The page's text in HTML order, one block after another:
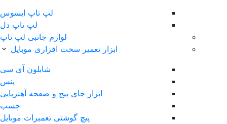
لپ‌ تاپ ایسوس
لپ تاپ دل
لوازم جانبی لپ تاپ
ابزار تعمیر سخت افزاری موبایل
شابلون آی سی
پنس
ابزار جای پیچ و صفحه آهنربایی
چسب
پیچ گوشتی تعمیرات موبایل